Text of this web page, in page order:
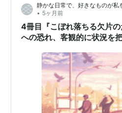
MISSING（双葉社）
行本）/
MOMENT（集英社
行本）/
ALONE TOGETHER
ISBN:4575234028
（
ISBN:4575508446（
Fine days―恋愛小説
静かな日常で、好きなものが私
• 5ヶ月前
4冊目『こぼれ落ちる欠片
への恐れ、客観的に状況を